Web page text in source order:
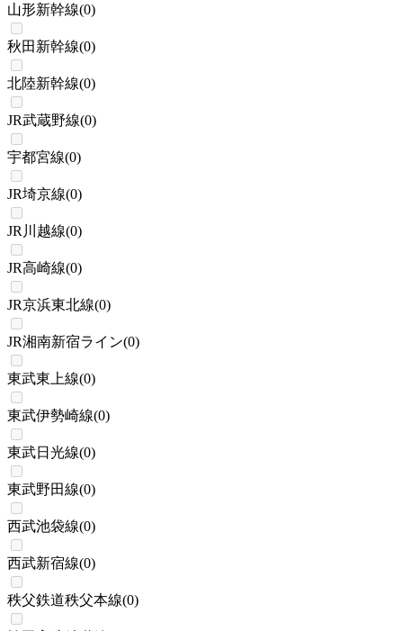
山形新幹線(0)
秋田新幹線(0)
北陸新幹線(0)
JR武蔵野線(0)
宇都宮線(0)
JR埼京線(0)
JR川越線(0)
JR高崎線(0)
JR京浜東北線(0)
JR湘南新宿ライン(0)
東武東上線(0)
東武伊勢崎線(0)
東武日光線(0)
東武野田線(0)
西武池袋線(0)
西武新宿線(0)
秩父鉄道秩父本線(0)